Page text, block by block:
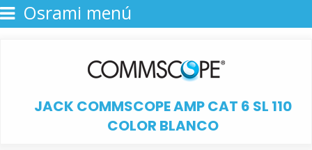
Osrami menú
JACK COMMSCOPE AMP CAT 6 SL 110
COLOR BLANCO